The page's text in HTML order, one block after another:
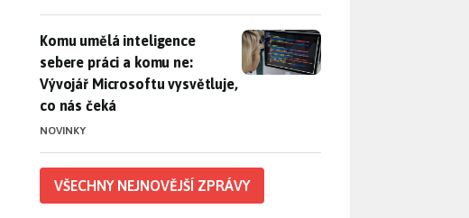
Komu umělá inteligence sebere práci a komu ne: Vývojář
Komu umělá inteligence
sebere práci a komu ne:
Vývojář Microsoftu vysvětluje,
co nás čeká
NOVINKY
VŠECHNY NEJNOVĚJŠÍ ZPRÁVY